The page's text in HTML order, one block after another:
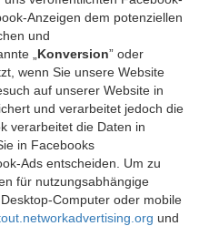
Anzeigen dem potenziellen
und
„ Konversion” oder
wenn Sie unsere Website
auf unserer Website in
und verarbeitet jedoch die
verarbeitet die Daten in
in Facebooks
Ads entscheiden. Um zu
für nutzungsabhängige
Computer oder mobile
und